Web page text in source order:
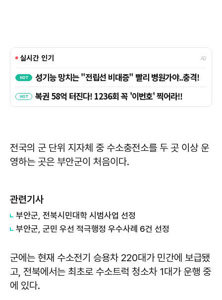
전국의 군 단위 지자체 중 수소충전소를 두 곳 이상 운
영하는 곳은 부안군이 처음이다.
관련기사
부안군, 전북시민대학 시범사업 선정
부안군, 군민 우선 적극행정 우수사례 6건 선정
군에는 현재 수소전기 승용차 220대가 민간에 보급됐
고, 전북에서는 최초로 수소트럭 청소차 1대가 운행 중
에 있다.